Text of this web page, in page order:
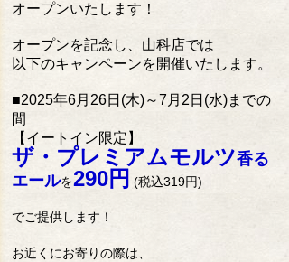
オープンいたします！
オープンを記念し、山科店では
以下のキャンペーンを開催いたします。
■2025年6月26日(木)～7月2日(水)までの
間
【イートイン限定】
ザ・プレミアムモルツ香る
エールを290円 (税込319円)
でご提供します！
お近くにお寄りの際は、